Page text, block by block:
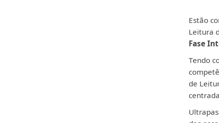
Estão
Leitura
Fase
Tendo
de